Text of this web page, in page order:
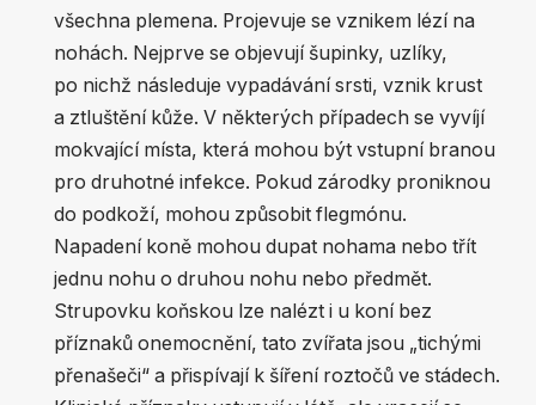
všechna plemena. Projevuje se vznikem lézí na
nohách. Nejprve se objevují šupinky, uzlíky,
po nichž následuje vypadávání srsti, vznik krust
a ztluštění kůže. V některých případech se vyvíjí
mokvající místa, která mohou být vstupní branou
pro druhotné infekce. Pokud zárodky proniknou
do podkoží, mohou způsobit flegmónu.
Napadení koně mohou dupat nohama nebo třít
jednu nohu o druhou nohu nebo předmět.
Strupovku koňskou lze nalézt i u koní bez
příznaků onemocnění, tato zvířata jsou „tichými
přenašeči“ a přispívají k šíření roztočů ve stádech.